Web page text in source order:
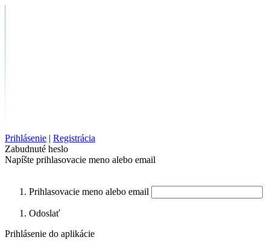
Prihlásenie | Registrácia
Zabudnuté heslo
Napíšte prihlasovacie meno alebo email
Prihlasovacie meno alebo email
Odoslať
Prihlásenie do aplikácie